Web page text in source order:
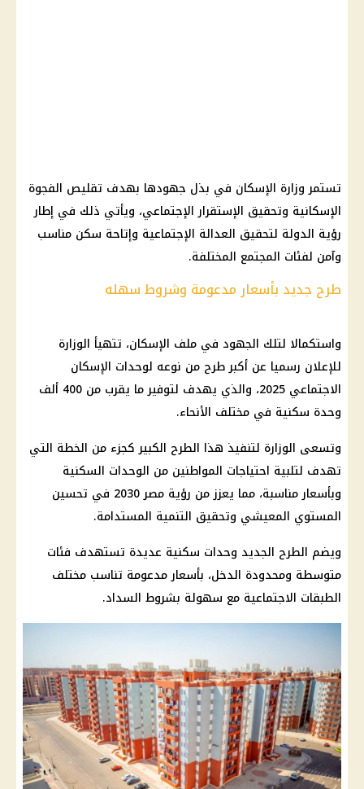
تستمر وزارة الإسكان في بذل جهودها بهدف تقليص الفجوة
الإسكانية وتحقيق الإستقرار الإجتماعي، ويأتي ذلك في إطار
رؤية الدولة لتحقيق العدالة الإجتماعية وإتاحة سكن مناسب
وآمن لفئات المجتمع المختلفة.
طرح جديد بأسعار مدعومة وشروط سهله
واستكمالا لتلك الجهود في ملف الإسكان، تتهيأ الوزارة
للإعلان رسميا عن أكبر طرح من نوعه لوحدات الإسكان
الاجتماعي 2025، والذي يهدف لتوفير ما يقرب من 400 ألف
وحدة سكنية في مختلف الأنحاء.
وتسعى الوزارة لتنفيذ هذا الطرح الكبير كجزء من الخطة التي
تهدف لتلبية احتياجات المواطنين من الوحدات السكنية
وبأسعار مناسبة، مما يعزز من رؤية مصر 2030
في تحسين
المستوي المعيشي وتحقيق التنمية المستدامة.
ويضم الطرح الجديد وحدات سكنية عديدة تستهدف فئات
متوسطة ومحدودة الدخل، بأسعار مدعومة تناسب مختلف
الطبقات الاجتماعية مع سهولة بشروط السداد.